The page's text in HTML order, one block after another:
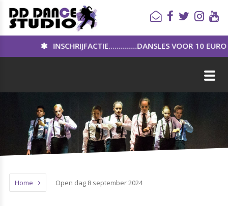
VOOR 10 EURO PER MAAND!!
Home Open dag 8 september 2024